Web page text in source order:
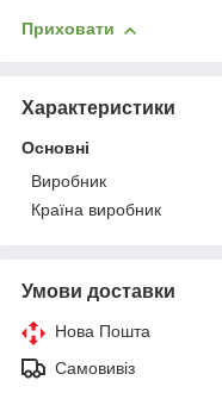
Приховати
Характеристики
Основні
Виробник
Країна виробник
Умови доставки
Нова Пошта
Самовивіз